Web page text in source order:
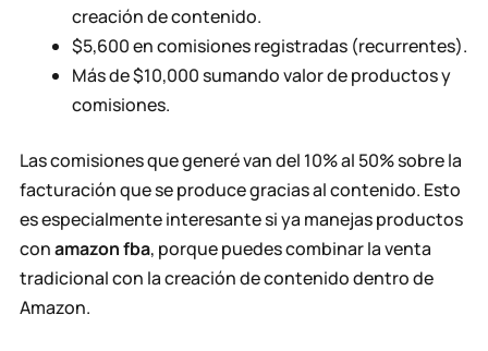
creación de contenido.
$5,600 en comisiones registradas (recurrentes).
Más de $10,000 sumando valor de productos y
comisiones.
Las comisiones que generé van del 10% al 50% sobre la
facturación que se produce gracias al contenido. Esto
es especialmente interesante si ya manejas productos
conamazon fba, porque puedes combinar la venta
tradicional con la creación de contenido dentro de
Amazon.